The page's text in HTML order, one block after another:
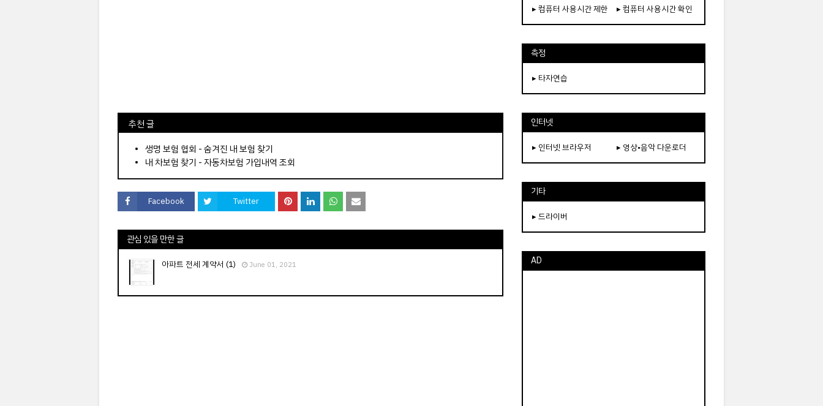
⠀추천 글
⠀­­­­­­­­؜؜؜؜­­­­­­­­؜؜؜؜• 생명 보험 협회 - 숨겨진 내 보험 찾기
내 차보험 찾기 - 자동차보험 가입내역 조회
Facebook Twitter
관심 있을 만한 글
아파트 전세 계약서 (1) June 01, 2021
▸ 컴퓨터 사용시간 제한
▸ 컴퓨터 사용시간 확인
측정
▸ 타자연습
인터넷
▸ 인터넷 브라우저 ▸ 영상•음악 다운로더
기타
▸ 드라이버
AD